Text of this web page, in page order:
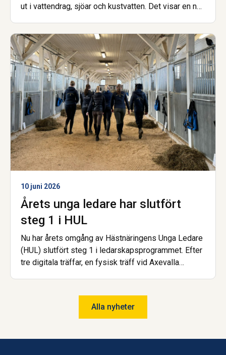
ut i vattendrag, sjöar och kustvatten. Det visar en ny
Samtidigt pekar resultaten tydligt på att ekonomiska
förutsättningar och tillgång till rätt stöd är avgörande
för att fler ska kunna göra mer.
10 juni 2026
Årets unga ledare har slutfört
steg 1 i HUL
Nu har årets omgång av Hästnäringens Unga Ledare
(HUL) slutfört steg 1 i ledarskapsprogrammet. Efter
tre digitala träffar, en fysisk träff vid Axevalla
Alla nyheter